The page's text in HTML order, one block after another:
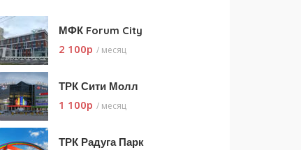
МФК Forum City
2 100p / месяц
ТРК Сити Молл
1 100p / месяц
ТРК Радуга Парк